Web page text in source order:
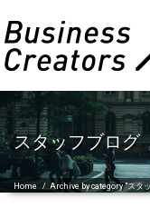
スタッフブログ
Home /Archive by category "スタ